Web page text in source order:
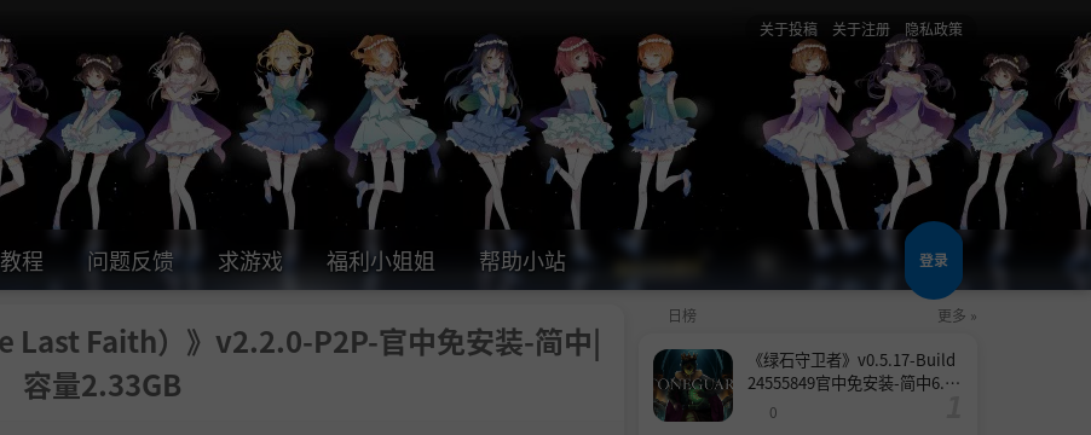
关于投稿 关于注册 隐私政策
教程 问题反馈 求游戏 福利小姐姐 帮助小站 登录
Last Faith）》v2.2.0-P2P-官中免安装-简中|
容量2.33GB
日榜 更多 »
《绿石守卫者》v0.5.17-Build
24555849官中免安装-简中6.6
0